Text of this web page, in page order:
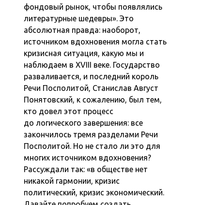
фондовый рынок, чтобы появлялись
литературные шедевры». Это
абсолютная правда: наоборот,
источником вдохновения могла стать
кризисная ситуация, какую мы и
наблюдаем в XVIII веке. Государство
разваливается, и последний король
Речи Посполитой, Станислав Август
Понятовский, к сожалению, был тем,
кто довел этот процесс
до логического завершения: все
закончилось тремя разделами Речи
Посполитой. Но не стало ли это для
многих источником вдохновения?
Рассуждали так: «в обществе нет
никакой гармонии, кризис
политический, кризис экономический.